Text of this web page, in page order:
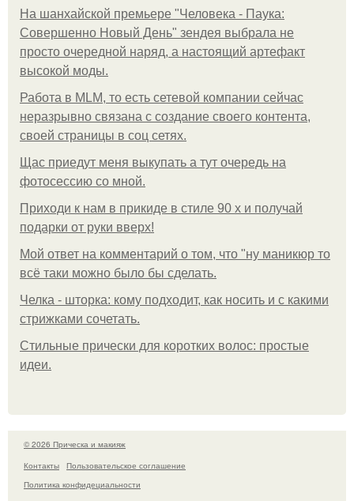
На шанхайской премьере "Человека - Паука:
Совершенно Новый День" зендея выбрала не
просто очередной наряд, а настоящий артефакт
высокой моды.
Работа в MLM, то есть сетевой компании сейчас
неразрывно связана с создание своего контента,
своей страницы в соц сетях.
Щас приедут меня выкупать а тут очередь на
фотосессию со мной.
Приходи к нам в прикиде в стиле 90 х и получай
подарки от руки вверх!
Мой ответ на комментарий о том, что "ну маникюр то
всё таки можно было бы сделать.
Челка - шторка: кому подходит, как носить и с какими
стрижками сочетать.
Стильные прически для коротких волос: простые
идеи.
© 2026 Прическа и макияж
Контакты
Пользовательское соглашение
Политика конфидециальности